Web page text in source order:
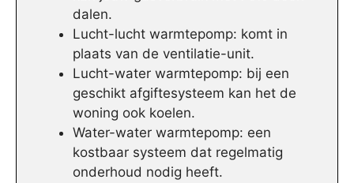
dalen.
Lucht-lucht warmtepomp: komt in
plaats van de ventilatie-unit.
Lucht-water warmtepomp: bij een
geschikt afgiftesysteem kan het de
woning ook koelen.
Water-water warmtepomp: een
kostbaar systeem dat regelmatig
onderhoud nodig heeft.